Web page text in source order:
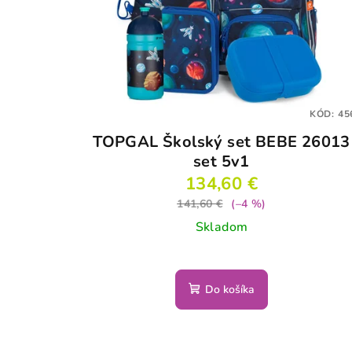
TOPGAL Školský set BEBE 26013
set 5v1
134,60 €
141,60 € (–4 %)
Skladom
Do košíka
KÓD: